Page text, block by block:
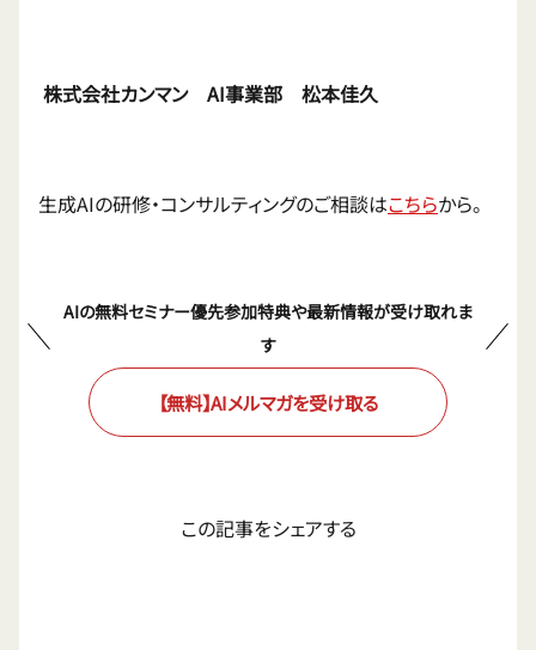
株式会社カンマン AI事業部 松本佳久
生成AIの研修・コンサルティングのご相談はこちらから。
AIの無料セミナー優先参加特典や最新情報が受け取れま
す
【無料】AIメルマガを受け取る
この記事をシェアする